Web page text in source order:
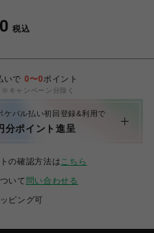
税込
いで 0〜0ポイント
※キャンペーン分除く
ケパル払い初回登録&利用で
分ポイント進呈
の確認方法はこちら
いて 問い合わせる
ピング可